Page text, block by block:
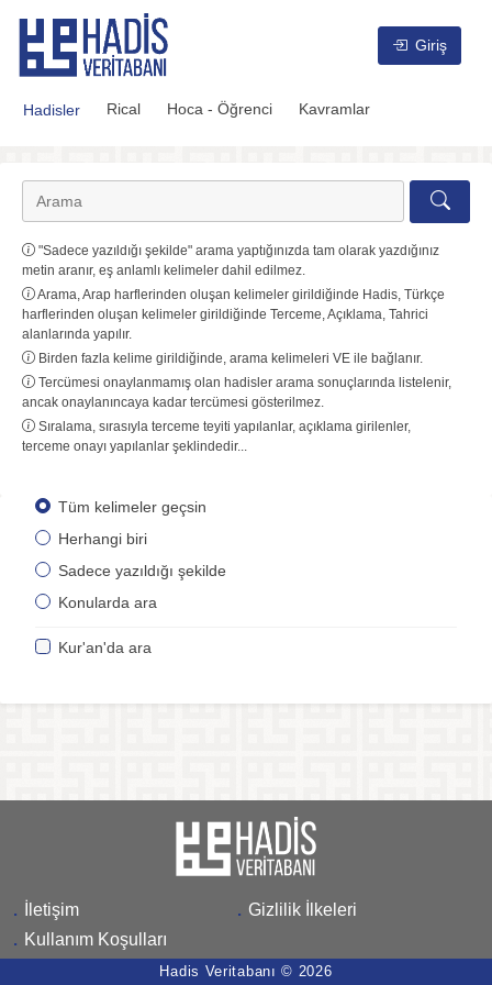
Hadis Veritabanı
Hadisler Rical Hoca - Öğrenci Kavramlar
Giriş
"Sadece yazıldığı şekilde" arama yaptığınızda tam olarak yazdığınız
metin aranır, eş anlamlı kelimeler dahil edilmez.
Arama, Arap harflerinden oluşan kelimeler girildiğinde Hadis, Türkçe
harflerinden oluşan kelimeler girildiğinde Terceme, Açıklama, Tahrici
alanlarında yapılır.
Birden fazla kelime girildiğinde, arama kelimeleri VE ile bağlanır.
Tercümesi onaylanmamış olan hadisler arama sonuçlarında listelenir,
ancak onaylanıncaya kadar tercümesi gösterilmez.
Sıralama, sırasıyla terceme teyiti yapılanlar, açıklama girilenler,
terceme onayı yapılanlar şeklindedir...
Tüm kelimeler geçsin
Herhangi biri
Sadece yazıldığı şekilde
Konularda ara
Kur'an'da ara
. İletişim . Gizlilik İlkeleri
. Kullanım Koşulları
Hadis Veritabanı © 2026